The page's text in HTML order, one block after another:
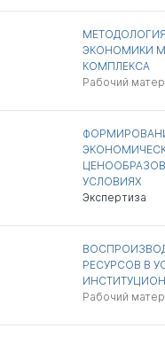
ЭКОНОМИКИ
КОМПЛЕКСА
Рабочий
УСЛОВИЯХ
Экспертиза
РЕСУРСОВ В
Рабочий